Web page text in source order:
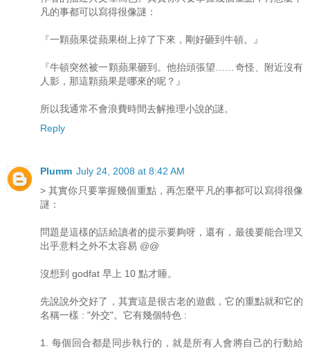
凡的事都可以寫得很像謎：
『一顆蘋果從蘋果樹上掉了下來，剛好砸到牛頓。』
『牛頓突然被一顆蘋果砸到。他抬頭張望……奇怪、附近沒有
人影，那這顆蘋果是哪來的呢？』
所以我通常不會浪費時間去解推理小說的謎。
Reply
Plumm July 24, 2008 at 8:42 AM
> 其實你只要掌握幾個重點，再怎麼平凡的事都可以寫得很像
謎：
問題是這樣的話給讀者的提示要夠呀，還有，最後要能合理又
出乎意料之外不太容易 @@
沒想到 godfat 早上 10 點才睡。
先說說外交好了，其實這是很古老的遊戲，它的重點就和它的
名稱一樣 : "外交"。它有幾個特色 :
1. 每個回合都是同步執行的，就是所有人會將自己的行動給